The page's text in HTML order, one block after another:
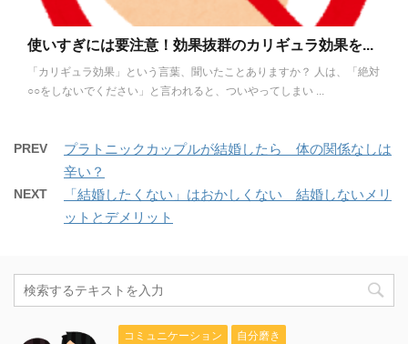
使いすぎには要注意！効果抜群のカリギュラ効果を...
「カリギュラ効果」という言葉、聞いたことありますか？ 人は、「絶対
○○をしないでください」と言われると、ついやってしまい ...
PREV
プラトニックカップルが結婚したら 体の関係なしは
辛い？
NEXT
「結婚したくない」はおかしくない 結婚しないメリ
ットとデメリット
コミュニケーション 自分磨き